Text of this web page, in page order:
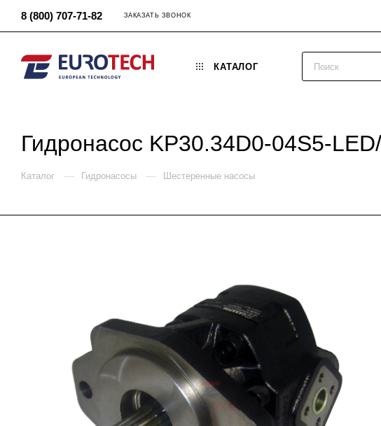
8 (800) 707-71-82 ЗАКАЗАТЬ ЗВОНОК
КАТАЛОГ
Гидронасос KP30.34D0-04S5-
Каталог — Гидронасосы — Шестеренные насосы